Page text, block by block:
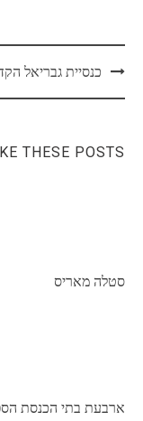
Postכנסיית גבריאל
THESE POSTS
סטלה מאריס
ארבעת בתי הכנסת